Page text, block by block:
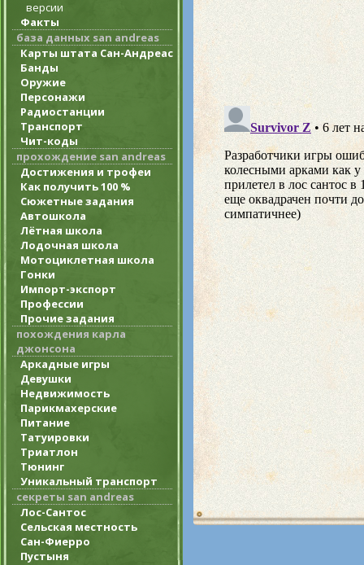
версии
Факты
база данных san andreas
Карты штата Сан-Андреас
Банды
Оружие
Персонажи
Радиостанции
Транспорт
Чит-коды
прохождение san andreas
Достижения и трофеи
Как получить 100 %
Сюжетные задания
Автошкола
Лётная школа
Лодочная школа
Мотоциклетная школа
Гонки
Импорт-экспорт
Профессии
Прочие задания
похождения карла
джонсона
Аркадные игры
Девушки
Недвижимость
Парикмахерские
Питание
Татуировки
Триатлон
Тюнинг
Уникальный транспорт
секреты san andreas
Лос-Сантос
Сельская местность
Сан-Фиерро
Пустыня